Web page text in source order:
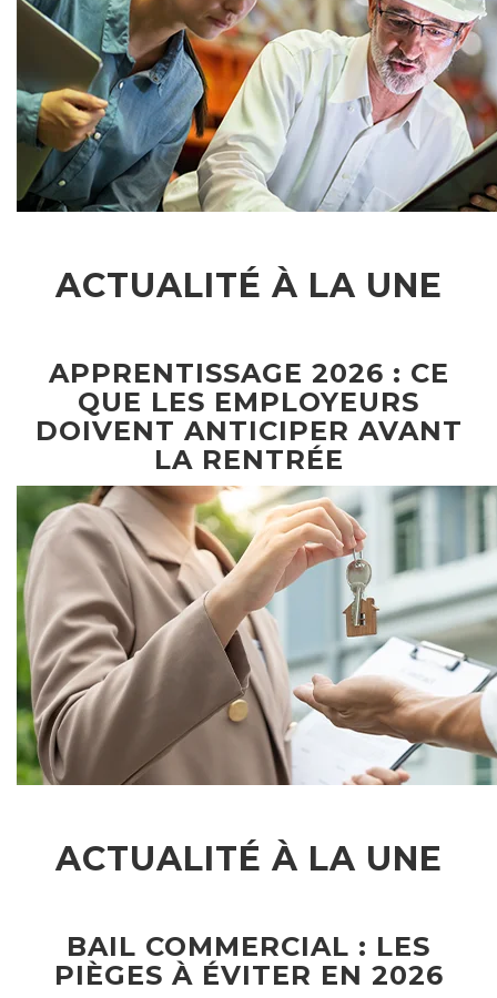
ACTUALITÉ À LA UNE
APPRENTISSAGE 2026 : CE
QUE LES EMPLOYEURS
DOIVENT ANTICIPER AVANT
LA RENTRÉE
ACTUALITÉ À LA UNE
BAIL COMMERCIAL : LES
PIÈGES À ÉVITER EN 2026